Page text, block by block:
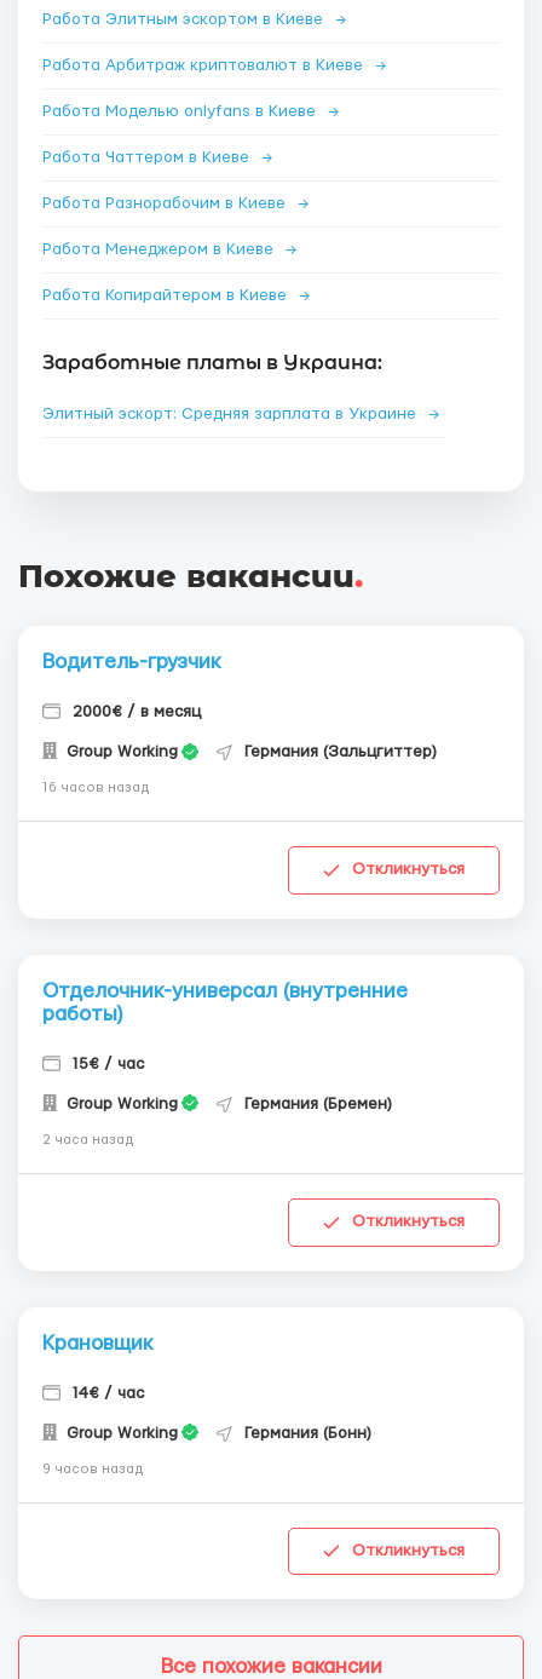
Работа Элитным эскортом в Киеве →
Работа Арбитраж криптовалют в Киеве →
Работа Моделью onlyfans в Киеве →
Работа Чаттером в Киеве →
Работа Разнорабочим в Киеве →
Работа Менеджером в Киеве →
Работа Копирайтером в Киеве →
Заработные платы в Украина:
Элитный эскорт: Средняя зарплата в Украине →
Похожие вакансии.
Водитель-грузчик
2000€ / в месяц
Group Working Германия (Зальцгиттер)
16 часов назад
Откликнуться
Отделочник-универсал (внутренние
работы)
15€ / час
Group Working Германия (Бремен)
2 часа назад
Откликнуться
Крановщик
14€ / час
Group Working Германия (Бонн)
9 часов назад
Откликнуться
Все похожие вакансии